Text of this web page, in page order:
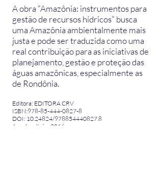
A obra “Amazônia: instrumentos para
gestão de recursos hídricos” busca
uma Amazônia ambientalmente mais
justa e pode ser traduzida como uma
real contribuição para as iniciativas de
planejamento, gestão e proteção das
águas amazônicas, especialmente as
de Rondônia.
Editora: EDITORA CRV
ISBN:978-85-444-0827-8
DOI: 10.24824/978854440827.8
Ano de edição: 2016